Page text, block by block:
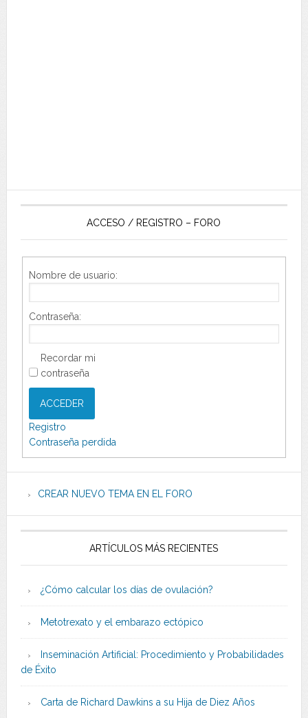
ACCESO / REGISTRO – FORO
Nombre de usuario:
Contraseña:
Recordar mi
contraseña
ACCEDER
Registro
Contraseña perdida
CREAR NUEVO TEMA EN EL FORO
ARTÍCULOS MÁS RECIENTES
¿Cómo calcular los días de ovulación?
Metotrexato y el embarazo ectópico
Inseminación Artificial: Procedimiento y Probabilidades
de Éxito
Carta de Richard Dawkins a su Hija de Diez Años